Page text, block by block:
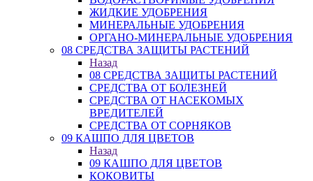
ЖИДКИЕ УДОБРЕНИЯ
МИНЕРАЛЬНЫЕ УДОБРЕНИЯ
ОРГАНО-МИНЕРАЛЬНЫЕ УДОБРЕНИЯ
08 СРЕДСТВА ЗАЩИТЫ РАСТЕНИЙ
Назад
08 СРЕДСТВА ЗАЩИТЫ РАСТЕНИЙ
СРЕДСТВА ОТ БОЛЕЗНЕЙ
СРЕДСТВА ОТ НАСЕКОМЫХ
ВРЕДИТЕЛЕЙ
СРЕДСТВА ОТ СОРНЯКОВ
09 КАШПО ДЛЯ ЦВЕТОВ
Назад
09 КАШПО ДЛЯ ЦВЕТОВ
КОКОВИТЫ